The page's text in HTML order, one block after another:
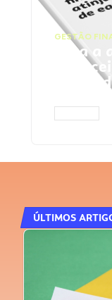
GESTÃO
Faça
ponto
ÚLTIMOS